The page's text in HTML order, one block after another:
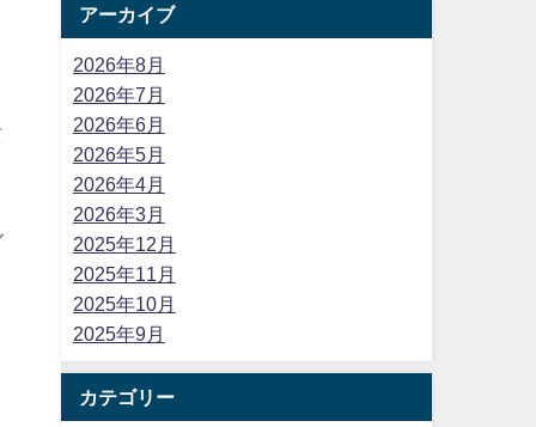
アーカイブ
2026年8月
2026年7月
2026年6月
2026年5月
2026年4月
2026年3月
2025年12月
2025年11月
2025年10月
2025年9月
カテゴリー